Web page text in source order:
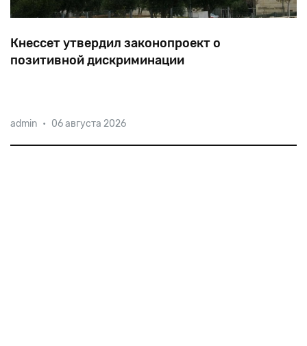
Кнессет утвердил законопроект о
позитивной дискриминации
20% населения, но среди
государственных компаний их доля не превышает
admin • 06 августа 2026